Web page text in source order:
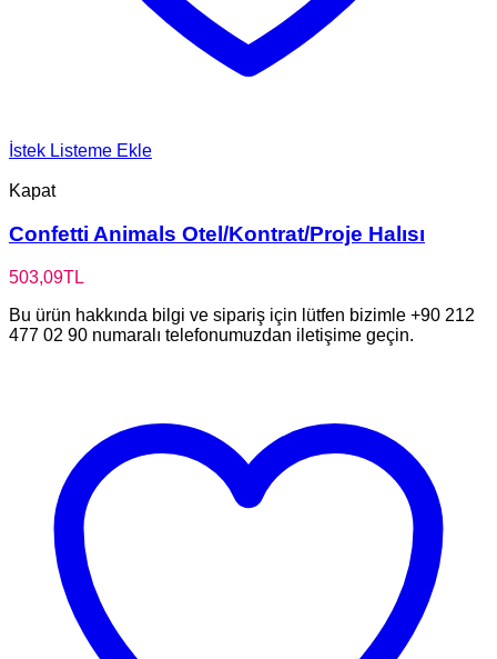
İstek Listeme Ekle
Kapat
Confetti Animals Otel/Kontrat/Proje Halısı
503,09TL
Bu ürün hakkında bilgi ve sipariş için lütfen bizimle +90 212
477 02 90 numaralı telefonumuzdan iletişime geçin.